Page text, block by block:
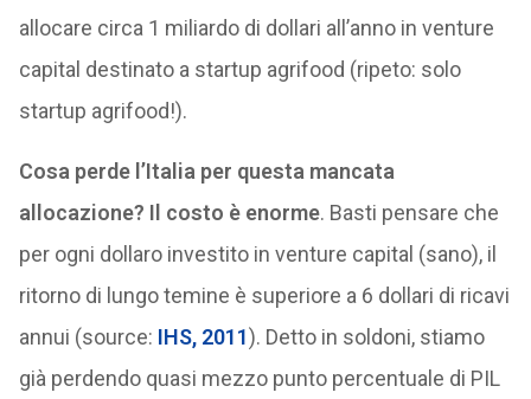
allocare circa 1 miliardo di dollari all’anno in venture
capital destinato a startup agrifood (ripeto: solo
startup agrifood!).
Cosa perde l’Italia per questa mancata
allocazione? Il costo è enorme. Basti pensare che
per ogni dollaro investito in venture capital (sano), il
ritorno di lungo temine è superiore a 6 dollari di ricavi
annui (source: IHS, 2011). Detto in soldoni, stiamo
già perdendo quasi mezzo punto percentuale di PIL